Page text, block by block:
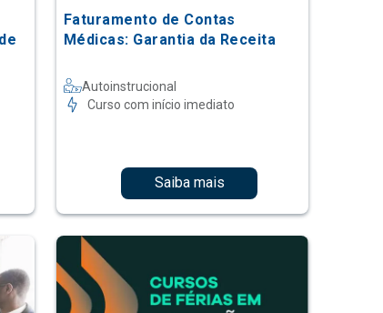
Faturamento de Contas
Médicas: Garantia da Receita
Autoinstrucional
Curso com início imediato
Saiba mais